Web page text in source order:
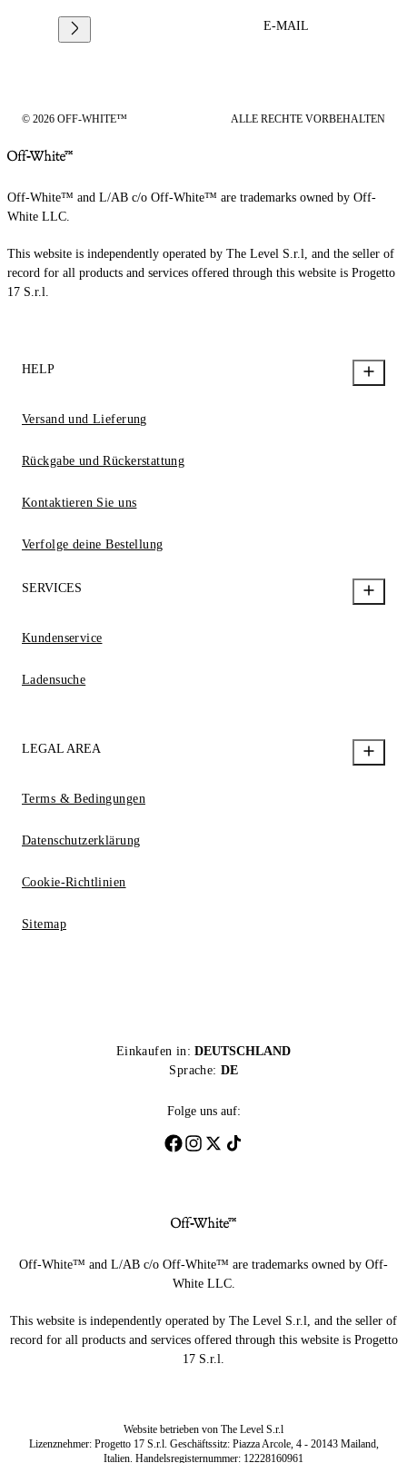
E-MAIL
© 2026 OFF-WHITE™ ALLE RECHTE VORBEHALTEN
Off-White™ and L/AB c/o Off-White™ are trademarks owned by Off-
White LLC.
This website is independently operated by The Level S.r.l, and the seller of
record for all products and services offered through this website is Progetto
17 S.r.l.
HELP
Versand und Lieferung
Rückgabe und Rückerstattung
Kontaktieren Sie uns
Verfolge deine Bestellung
SERVICES
Kundenservice
Ladensuche
LEGAL AREA
Terms & Bedingungen
Datenschutzerklärung
Cookie-Richtlinien
Sitemap
Einkaufen in: DEUTSCHLAND
Sprache: DE
Folge uns auf:
Off-White™ and L/AB c/o Off-White™ are trademarks owned by Off-
White LLC.
This website is independently operated by The Level S.r.l, and the seller of
record for all products and services offered through this website is Progetto
17 S.r.l.
Website betrieben von The Level S.r.l
Lizenznehmer: Progetto 17 S.r.l. Geschäftssitz: Piazza Arcole, 4 - 20143 Mailand,
Italien. Handelsregisternummer: 12228160961